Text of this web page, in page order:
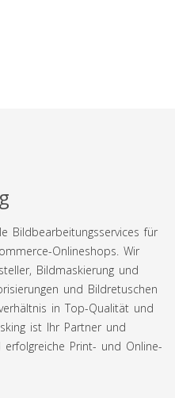
Bildbearbeitungsservices für
Onlineshops. Wir
Bildmaskierung und
und Bildretuschen
in Top-Qualität und
ist Ihr Partner und
Print- und Online-